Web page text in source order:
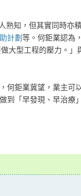
熟知，但其實同時
計劃等。何鉅業認為
大型工程的壓力。
何鉅業冀望，業主
到「早發現、早治療